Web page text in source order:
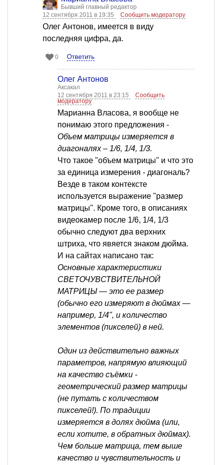
Бывший главный редактор
12 сентября 2011 в 19:35
Сообщить модератору
Олег Антонов, имеется в виду
последняя цифра, да.
0 Ответить
Олег Антонов
Аксакал
12 сентября 2011 в 23:15
Сообщить
модератору
Марианна Власова, я вообще не
понимаю этого предложения -
Объем матрицы измеряется в
диагоналях – 1/6, 1/4, 1/3.
Что такое "объем матрицы" и что это
за единица измерения - диагональ?
Везде в таком контексте
используется выражение "размер
матрицы". Кроме того, в описаниях
видеокамер после 1/6, 1/4, 1/3
обычно следуют два верхних
штриха, что явяется знаком дюйма.
И на сайтах написано так:
Основные характеристики
СВЕТОЧУВСТВИТЕЛЬНОЙ
МАТРИЦЫ — это ее размер
(обычно его измеряют в дюймах —
например, 1/4", и количество
элементов (пикселей) в ней.
Один из действительно важных
параметров, напрямую влияющий
на качество съёмки -
геометрический размер матрицы
(не путать с количеством
пикселей!). По традиции
измеряется в долях дюйма (или,
если хотите, в обратных дюймах).
Чем больше матрица, тем выше
качество и чувствительность и